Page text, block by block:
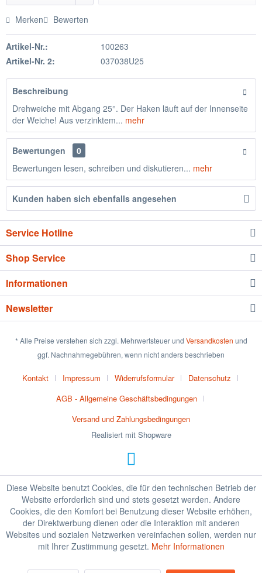
Merken Bewerten
Artikel-Nr.:
100263
Artikel-Nr. 2:
037038U25
Beschreibung
Drehweiche mit Abgang 25°. Der Haken läuft auf der Innenseite
der Weiche! Aus verzinktem... mehr
Bewertungen
0
Bewertungen lesen, schreiben und diskutieren... mehr
Kunden haben sich ebenfalls angesehen
Service Hotline
Shop Service
Informationen
Newsletter
* Alle Preise verstehen sich zzgl. Mehrwertsteuer und Versandkosten und
ggf. Nachnahmegebühren, wenn nicht anders beschrieben
Kontakt Impressum Widerrufsformular
Datenschutz
AGB - Allgemeine Geschäftsbedingungen
Versand und Zahlungsbedingungen
Realisiert mit Shopware
Diese Website benutzt Cookies, die für den technischen Betrieb der
Website erforderlich sind und stets gesetzt werden. Andere
Cookies, die den Komfort bei Benutzung dieser Website erhöhen,
der Direktwerbung dienen oder die Interaktion mit anderen
Websites und sozialen Netzwerken vereinfachen sollen, werden nur
mit Ihrer Zustimmung gesetzt. Mehr Informationen